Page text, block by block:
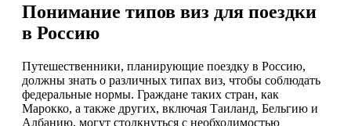
Понимание типов виз для поездки
в Россию
Путешественники, планирующие поездку в Россию,
должны знать о различных типах виз, чтобы соблюдать
федеральные нормы. Граждане таких стран, как
Марокко, а также других, включая Таиланд, Бельгию и
Албанию, могут столкнуться с необходимостью